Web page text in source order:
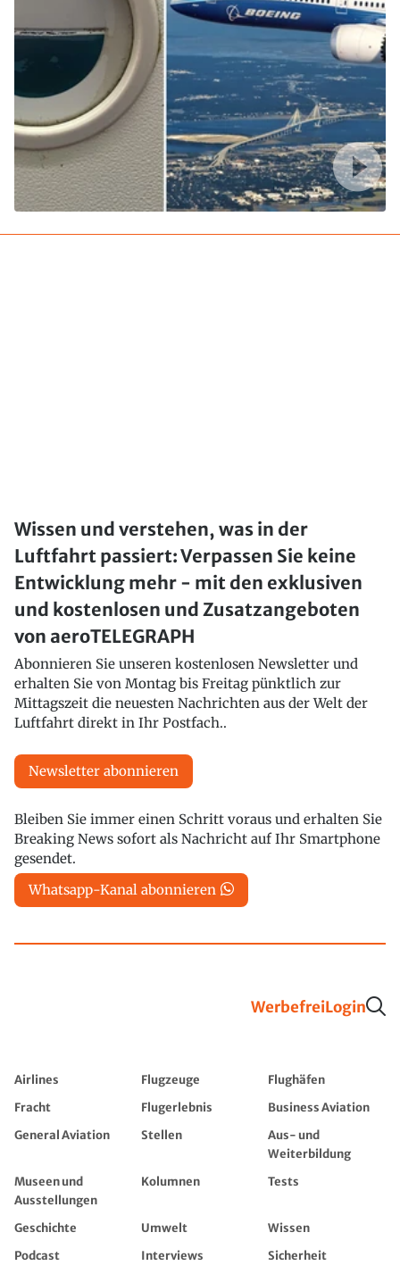
Wissen und verstehen, was in der
Luftfahrt passiert: Verpassen Sie keine
Entwicklung mehr - mit den exklusiven
und kostenlosen und Zusatzangeboten
von aeroTELEGRAPH
Abonnieren Sie unseren kostenlosen Newsletter und
erhalten Sie von Montag bis Freitag pünktlich zur
Mittagszeit die neuesten Nachrichten aus der Welt der
Luftfahrt direkt in Ihr Postfach..
Newsletter abonnieren
Bleiben Sie immer einen Schritt voraus und erhalten Sie
Breaking News sofort als Nachricht auf Ihr Smartphone
gesendet.
Whatsapp-Kanal abonnieren
WerbefreiLogin
Airlines Flugzeuge
Flughäfen
Fracht
Flugerlebnis
Business Aviation
General Aviation
Stellen
Aus- und
Weiterbildung
Museen und
Ausstellungen
Kolumnen Tests
Geschichte Umwelt
Wissen
Podcast
Interviews
Sicherheit